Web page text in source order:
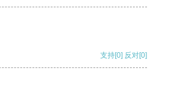
支持[0] 反对[0]